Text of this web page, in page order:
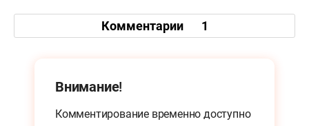
Комментарии 1
Внимание!
Комментирование временно доступно